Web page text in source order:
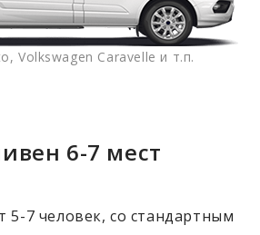
Volkswagen Caravelle и т.п.
6-7 мест
5-7 человек, со стандартным